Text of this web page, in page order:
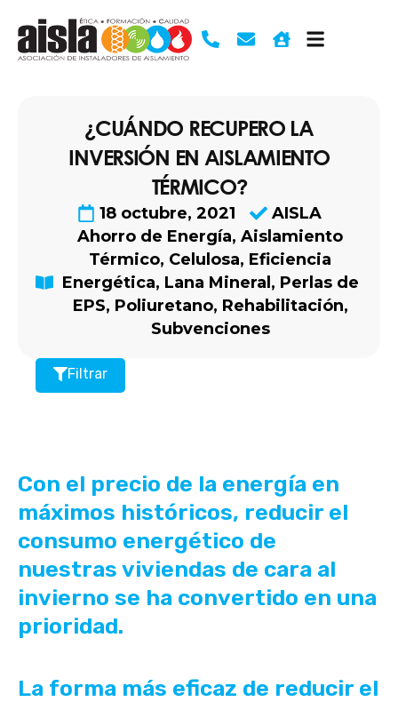
contenido
¿CUÁNDO RECUPERO LA
INVERSIÓN EN AISLAMIENTO
TÉRMICO?
18 octubre, 2021
AISLA
Ahorro de Energía, Aislamiento
Térmico, Celulosa, Eficiencia
Energética, Lana Mineral, Perlas de
EPS, Poliuretano, Rehabilitación,
Subvenciones
Filtrar
Con el precio de la energía en
máximos históricos, reducir el
consumo energético de
nuestras viviendas de cara al
invierno se ha convertido en una
prioridad.
La forma más eficaz de reducir el